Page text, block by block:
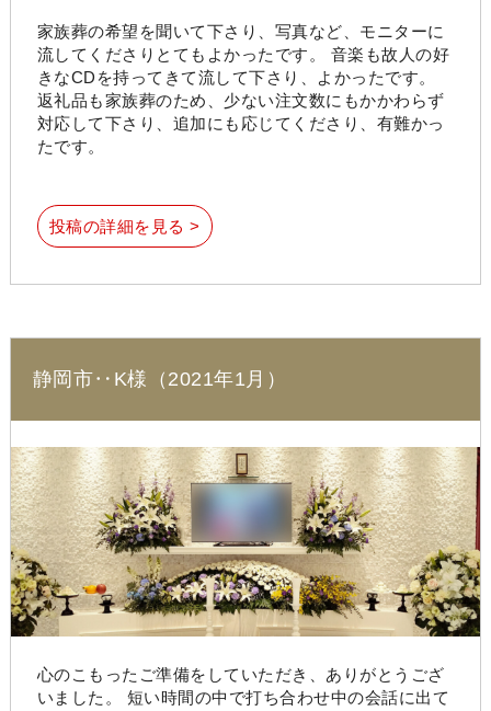
家族葬の希望を聞いて下さり、写真など、モニターに
流してくださりとてもよかったです。 音楽も故人の好
きなCDを持ってきて流して下さり、よかったです。
返礼品も家族葬のため、少ない注文数にもかかわらず
対応して下さり、追加にも応じてくださり、有難かっ
たです。
投稿の詳細を見る >
静岡市‥K様（2021年1月）
心のこもったご準備をしていただき、ありがとうござ
いました。 短い時間の中で打ち合わせ中の会話に出て